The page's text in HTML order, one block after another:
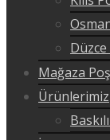
Düzce
Mağaza
Ürünlerimiz